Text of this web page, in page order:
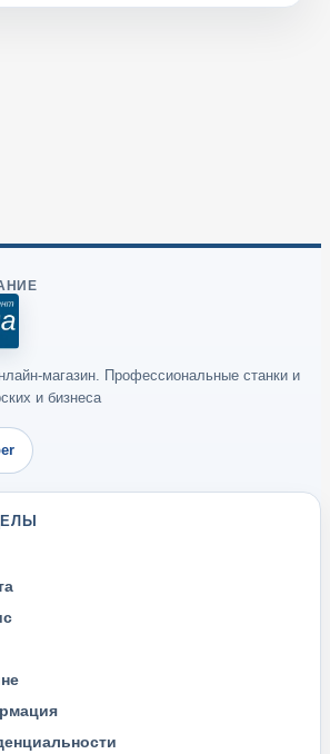
магазин. Профессиональные станки и
и бизнеса